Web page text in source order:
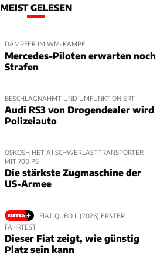
MEIST GELESEN
DÄMPFER IM WM-KAMPF
Mercedes-Piloten erwarten noch
Strafen
BESCHLAGNAHMT UND UMFUNKTIONIERT
Audi RS3 von Drogendealer wird
Polizeiauto
OSKOSH HET A1 SCHWERLASTTRANSPORTER
MIT 700 PS
Die stärkste Zugmaschine der
US-Armee
FIAT QUBO L (2026) ERSTER
FAHRTEST
Dieser Fiat zeigt, wie günstig
Platz sein kann